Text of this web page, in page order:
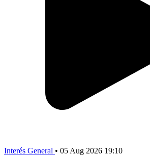
Interés General • 05 Aug 2026 19:10